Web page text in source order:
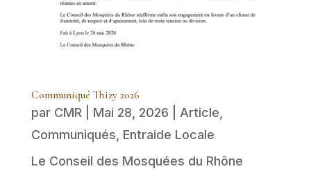
Communiqué Thizy 2026
par CMR| Mai 28, 2026 Article,
Communiqués, Entraide Locale
Le Conseil des Mosquées du Rhône